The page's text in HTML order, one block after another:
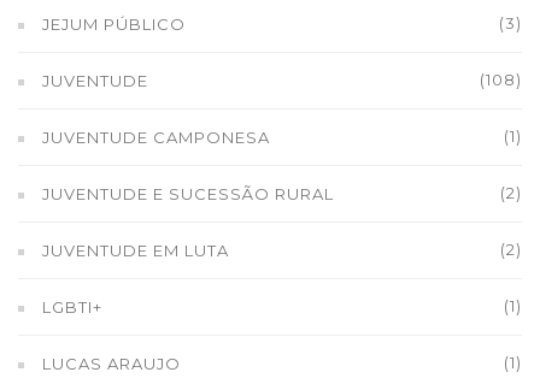
JEJUM PÚBLICO (3)
JUVENTUDE (108)
JUVENTUDE CAMPONESA (1)
JUVENTUDE E SUCESSÃO RURAL (2)
JUVENTUDE EM LUTA (2)
LGBTI+ (1)
LUCAS ARAUJO (1)